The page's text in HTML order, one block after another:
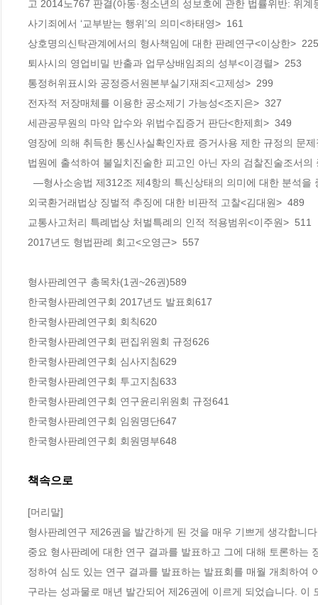
고 2014노767 판결(아동·청소년의 성보호에 관한 법률위반: 위
사기죄에서 ‘교부받는 행위’의 의미<하태영>  161
상호명의신탁관계에서의 형사책임에 대한 판례연구<이상한>  225
퇴사시의 영업비밀 반출과 업무상배임죄의 성부<이경렬>  253
통정허위표시와 공정증서원본부실기재죄<고제성>  299
전자적 저장매체를 이용한 공소제기 가능성<조지은>  327
세관공무원의 마약 압수와 위법수집증거 판단<한제희>  349
영장에 의해 취득한 통신사실확인자료 증거사용 제한 규정의 문
법원에 출석하여 불일치진술한 피고인 아닌 자의 검찰진술조서의
외국환거래법상 징벌적 추징에 대한 비판적 고찰<김대원>  489
교통사고처리 특례법상 처벌특례의 인적 적용범위<이주원>  511
2017년도 형법판례 회고<오영근>  557
형사판례연구 총목차(1권~26권)589
한국형사판례연구회 2017년도 발표회617
한국형사판례연구회 회칙620
한국형사판례연구회 편집위원회 규정626
한국형사판례연구회 심사지침629
한국형사판례연구회 투고지침633
한국형사판례연구회 연구윤리위원회 규정641
한국형사판례연구회 임원명단647
한국형사판례연구회 회원명부648
책속으로
[머리말]
형사판례연구 제26권을 발간하게 된 것을 매우 기쁘게 생각합니
중요 형사판례에 대한 연구 결과를 발표하고 그에 대해 토론하는
정하여 심도 있는 연구 결과를 발표하는 발표회를 매월 개최하여
구라는 성과물로 매년 발간되어 제26권에 이르게 되었습니다.